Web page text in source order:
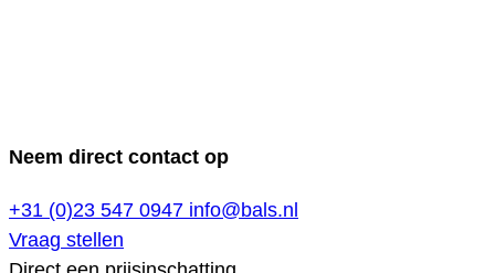
Neem direct contact op
+31 (0)23 547 0947 info@bals.nl
Vraag stellen